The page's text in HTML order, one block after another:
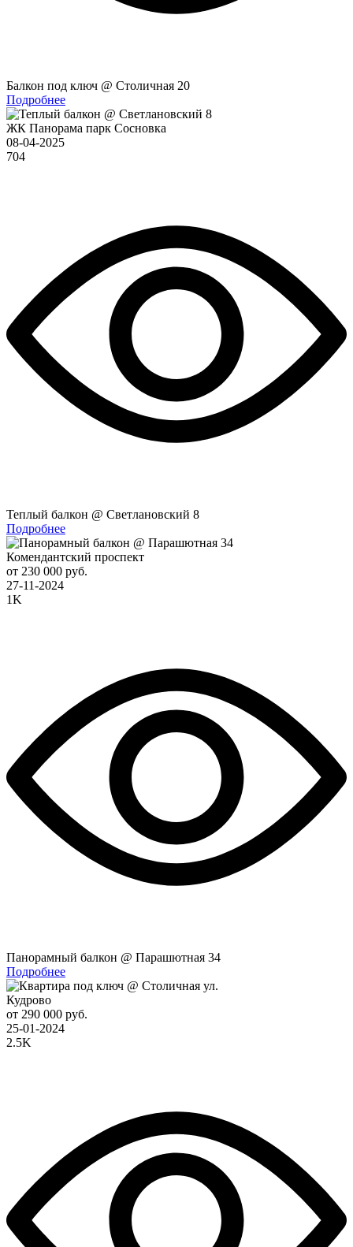
Балкон под ключ @ Столичная 20
Подробнее
ЖК Панорама парк Сосновка
08-04-2025
704
Теплый балкон @ Светлановский 8
Подробнее
Комендантский проспект
от 230 000 руб.
27-11-2024
1K
Панорамный балкон @ Парашютная 34
Подробнее
Кудрово
от 290 000 руб.
25-01-2024
2.5K